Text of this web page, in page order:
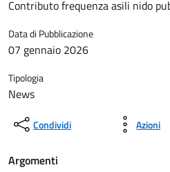
Contributo frequenza asili nido
Data di Pubblicazione
07 gennaio 2026
Tipologia
News
Condividi Azioni
Argomenti